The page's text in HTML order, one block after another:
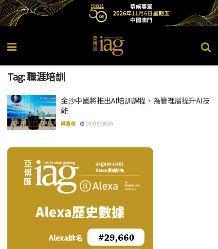
Tag:職涯培訓
金沙中國將推出AI培訓課程，為管理層提升AI技
能
陳嘉俊 18/06/2026